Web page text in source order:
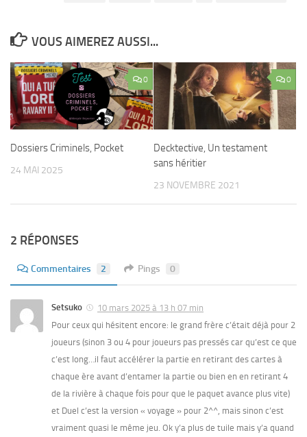
VOUS AIMEREZ AUSSI...
0
Dossiers Criminels, Pocket
24 MAI 2025
0
Decktective, Un testament
sans héritier
23 NOVEMBRE 2021
2 RÉPONSES
Commentaires 2 Pings 0
Setsuko
10 mars 2025 à 13 h 07 min
Pour ceux qui hésitent encore: le grand frère c’était déjà pour 2
joueurs (sinon 3 ou 4 pour joueurs pas pressés car qu’est ce que
c’est long…il faut accélérer la partie en retirant des cartes à
chaque ère avant d’entamer la partie ou bien en en retirant 4
de la rivière à chaque fois pour que le paquet avance plus vite)
et Duel c’est la version « voyage » pour 2^^, mais sinon c’est
vraiment quasi le même jeu. Ok y’a plus de tuile mais y’a quand